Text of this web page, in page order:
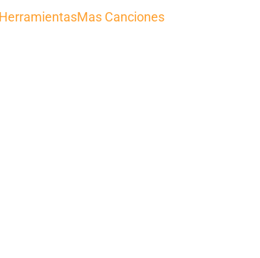
HerramientasMas Canciones